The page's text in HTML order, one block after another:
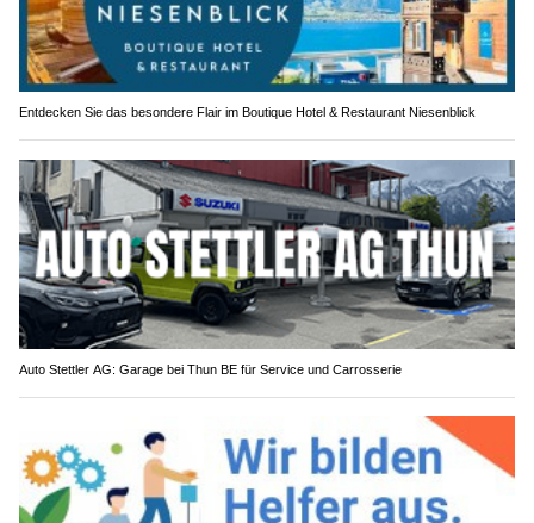
Entdecken Sie das besondere Flair im Boutique Hotel & Restaurant Niesenblick
Auto Stettler AG: Garage bei Thun BE für Service und Carrosserie